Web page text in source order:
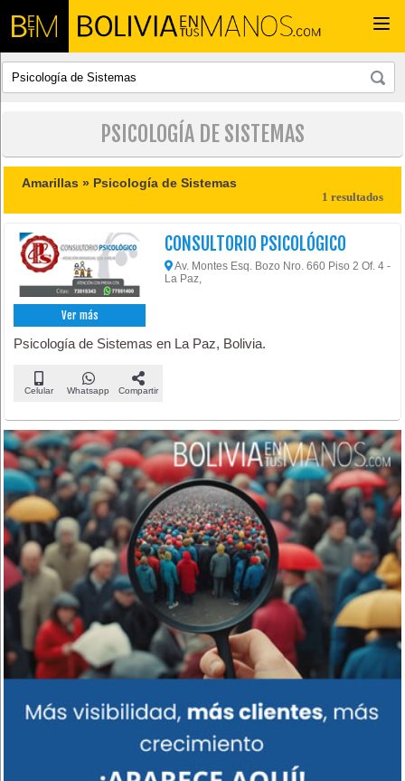
PSICOLOGÍA DE SISTEMAS
Amarillas » Psicología de Sistemas
1 resultados
Ver más
CONSULTORIO PSICOLÓGICO
Av. Montes Esq. Bozo Nro. 660 Piso 2 Of. 4 -
La Paz,
Psicología de Sistemas en La Paz, Bolivia.
Celular Whatsapp Compartir